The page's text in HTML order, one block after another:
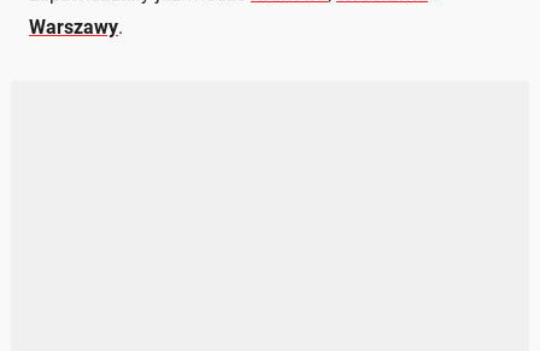
Warszawy.